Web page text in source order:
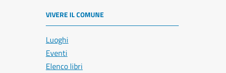
VIVERE IL COMUNE
Luoghi
Eventi
Elenco libri